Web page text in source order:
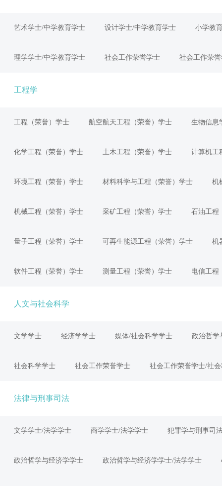
艺术学士/中学教育学士 设计学士/中学教育学士 小学教
理学学士/中学教育学士 社会工作荣誉学士 社会工作荣
工程学
工程（荣誉）学士 航空航天工程（荣誉）学士 生物信息
化学工程（荣誉）学士 土木工程（荣誉）学士 计算机工
环境工程（荣誉）学士 材料科学与工程（荣誉）学士 机
机械工程（荣誉）学士 采矿工程（荣誉）学士 石油工程
量子工程（荣誉）学士 可再生能源工程（荣誉）学士 机
软件工程（荣誉）学士 测量工程（荣誉）学士 电信工程
人文与社会科学
文学学士 经济学学士 媒体/社会科学学士 政治哲学
社会科学学士 社会工作荣誉学士 社会工作荣誉学士/社
法律与刑事司法
文学学士/法学学士 商学学士/法学学士 犯罪学与刑事司
政治哲学与经济学学士 政治哲学与经济学学士/法学学士